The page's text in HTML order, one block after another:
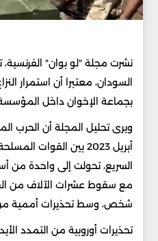
نشرت مجلة "لو بوان" الفرنسية،
السودان، معتبرا أن استمرار
بجماعة الإخوان داخل
ويرى تحليل المجلة أن الحرب
أبريل 2023 بين القوات
السريع، تحولت إلى واحدة من
شخص، وسط تحذيرات أممية من
تحذيرات أوروبية من التمدد